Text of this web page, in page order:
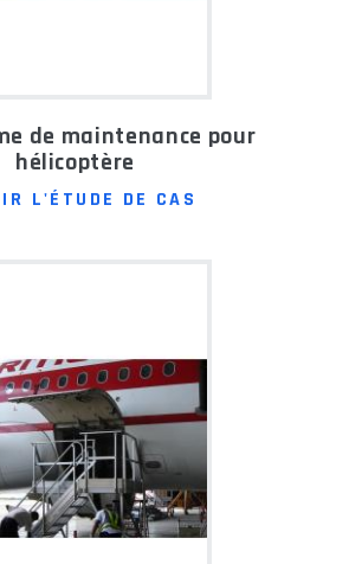
hélicoptère
L'ÉTUDE DE CAS